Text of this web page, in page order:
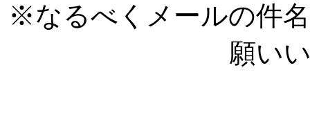
※なるべくメールの件
願い